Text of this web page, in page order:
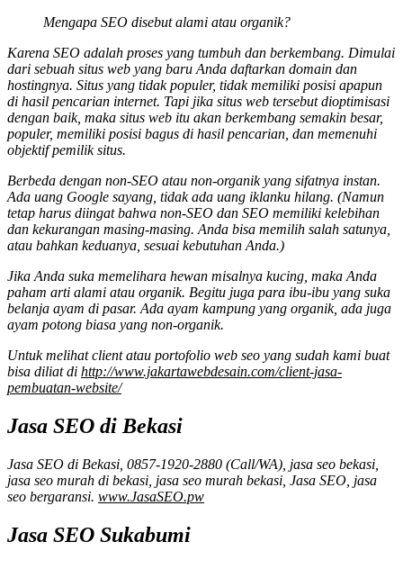
Mengapa SEO disebut alami atau organik?
Karena SEO adalah proses yang tumbuh dan berkembang. Dimulai
dari sebuah situs web yang baru Anda daftarkan domain dan
hostingnya. Situs yang tidak populer, tidak memiliki posisi apapun
di hasil pencarian internet. Tapi jika situs web tersebut dioptimisasi
dengan baik, maka situs web itu akan berkembang semakin besar,
populer, memiliki posisi bagus di hasil pencarian, dan memenuhi
objektif pemilik situs.
Berbeda dengan non-SEO atau non-organik yang sifatnya instan.
Ada uang Google sayang, tidak ada uang iklanku hilang. (Namun
tetap harus diingat bahwa non-SEO dan SEO memiliki kelebihan
dan kekurangan masing-masing. Anda bisa memilih salah satunya,
atau bahkan keduanya, sesuai kebutuhan Anda.)
Jika Anda suka memelihara hewan misalnya kucing, maka Anda
paham arti alami atau organik. Begitu juga para ibu-ibu yang suka
belanja ayam di pasar. Ada ayam kampung yang organik, ada juga
ayam potong biasa yang non-organik.
Untuk melihat client atau portofolio web seo yang sudah kami buat
bisa diliat di http://www.jakartawebdesain.com/client-jasa-
pembuatan-website/
Jasa SEO di Bekasi
Jasa SEO di Bekasi, 0857-1920-2880 (Call/WA), jasa seo bekasi,
jasa seo murah di bekasi, jasa seo murah bekasi, Jasa SEO, jasa
seo bergaransi. www.JasaSEO.pw
Jasa SEO Sukabumi